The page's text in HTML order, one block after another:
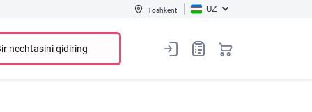
Toshkent UZ
nechtasini qidiring